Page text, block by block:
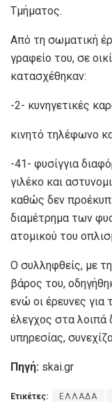
Τμήματος.
Από τη σωματική
γραφείο του, σε
κατασχέθηκαν:
-2- κυνηγετικές
κινητό τηλέφωνο
-41- φυσίγγια
γιλέκο και
καθώς δεν
διαμέτρημα των
ατομικού του
Ο συλληφθείς, με
βάρος του,
ενώ οι έρευνες
έλεγχος στα λοιπά
υπηρεσίας,
Πηγή: skai.gr
Ετικέτες: ΕΛΛΑΔΑ